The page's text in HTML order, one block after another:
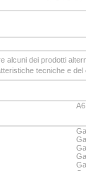
alcuni dei prodotti
tecniche e del